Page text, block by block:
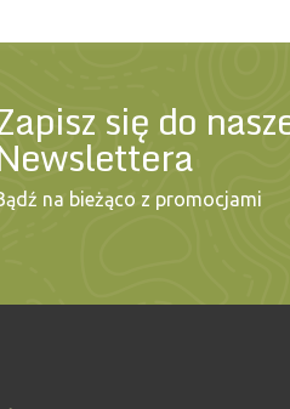
się do
na bieżąco z promocjami